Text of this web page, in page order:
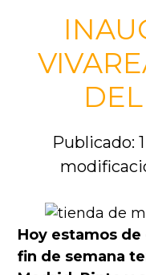
Publicado:
Hoy estamos
fin de semana